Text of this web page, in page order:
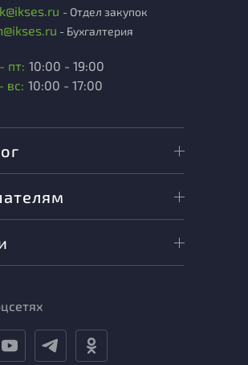
- Отдел закупок
- Бухгалтерия
пт: 10:00 - 19:00
вс: 10:00 - 17:00